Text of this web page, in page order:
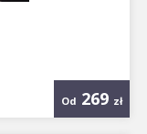
Od 269 zł